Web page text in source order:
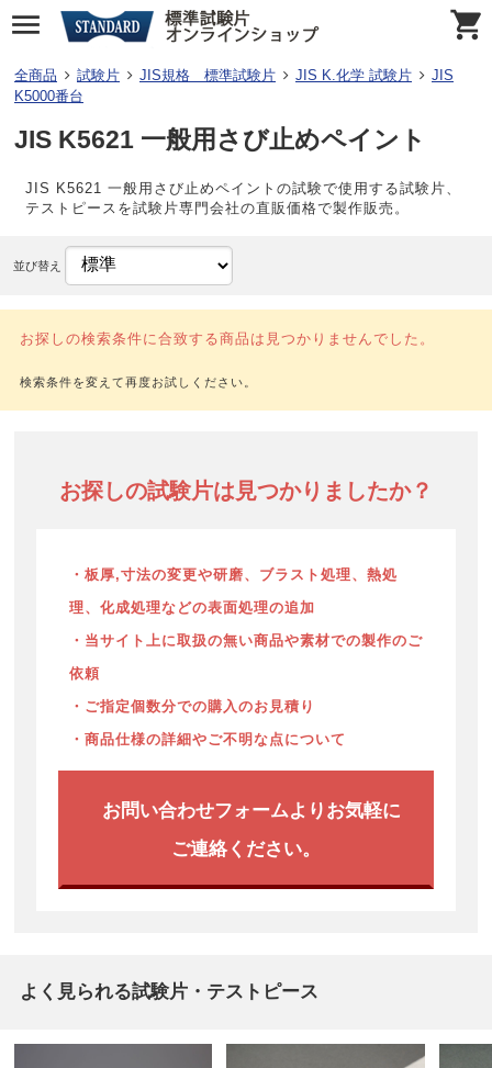
全商品 試験片 JIS規格 標準試験片 JIS K.化学 試験片
JIS
K5000番台
JIS K5621 一般用さび止めペイント
JIS K5621 一般用さび止めペイントの試験で使用する試験片、
テストピースを試験片専門会社の直販価格で製作販売。
並び替え
お探しの検索条件に合致する商品は見つかりませんでした。
お探しの試験片は見つかりましたか？
・板厚,寸法の変更や研磨、ブラスト処理、熱処
理、化成処理などの表面処理の追加
・当サイト上に取扱の無い商品や素材での製作のご
依頼
・ご指定個数分での購入のお見積り
・商品仕様の詳細やご不明な点について
お問い合わせフォームよりお気軽に
ご連絡ください。
よく見られる試験片・テストピース